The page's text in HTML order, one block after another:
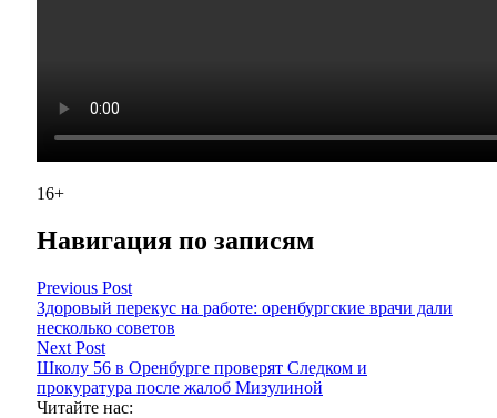
16+
Навигация по записям
Previous Post
Здоровый перекус на работе: оренбургские врачи дали
несколько советов
Next Post
Школу 56 в Оренбурге проверят Следком и
прокуратура после жалоб Мизулиной
Читайте нас: